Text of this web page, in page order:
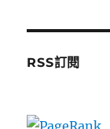
RSS訂閱